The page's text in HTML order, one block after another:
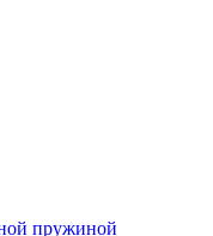
пружиной